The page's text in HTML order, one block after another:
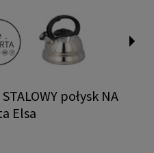
połysk NA
Elsa